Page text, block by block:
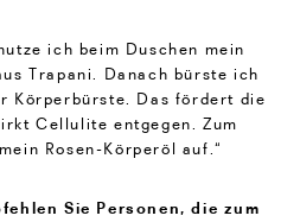
ich beim Duschen mein
Trapani. Danach bürste ich
Körperbürste. Das fördert die
Cellulite entgegen. Zum
Rosen-Körperöl auf.“
Sie Personen, die zum